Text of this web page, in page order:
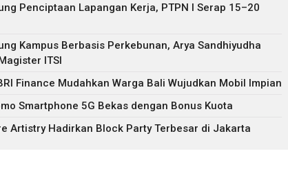
Penciptaan Lapangan Kerja, PTPN I Serap 15–20
Kampus Berbasis Perkebunan, Arya Sandhiyudha
ITSI
Finance Mudahkan Warga Bali Wujudkan Mobil Impian
Smartphone 5G Bekas dengan Bonus Kuota
Artistry Hadirkan Block Party Terbesar di Jakarta